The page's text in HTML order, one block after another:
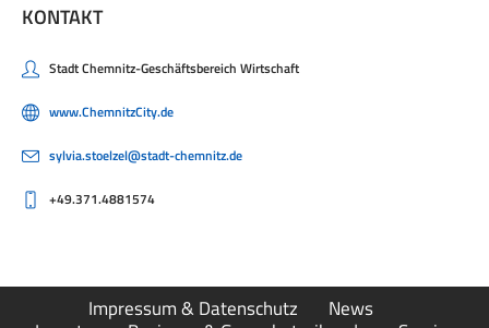
KONTAKT
Stadt Chemnitz-Geschäftsbereich Wirtschaft
www.ChemnitzCity.de
sylvia.stoelzel@stadt-chemnitz.de
+49.371.4881574
Impressum & Datenschutz
News